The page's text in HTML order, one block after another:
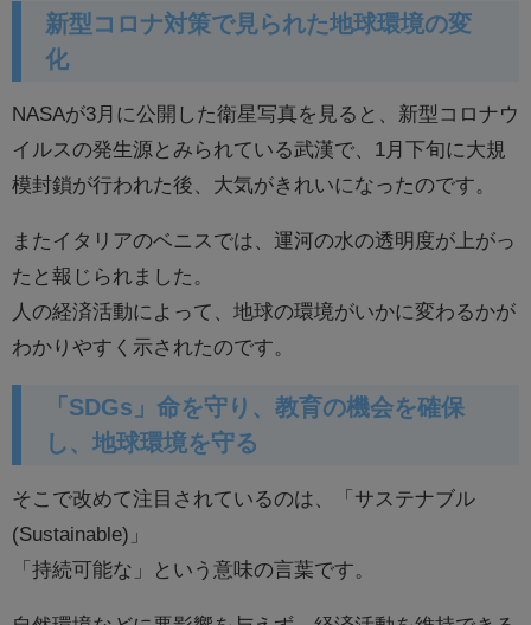
新型コロナ対策で見られた地球環境の変
化
NASAが3月に公開した衛星写真を見ると、新型コロナウ
イルスの発生源とみられている武漢で、1月下旬に大規
模封鎖が行われた後、大気がきれいになったのです。
またイタリアのベニスでは、運河の水の透明度が上がっ
たと報じられました。
人の経済活動によって、地球の環境がいかに変わるかが
わかりやすく示されたのです。
「SDGs」命を守り、教育の機会を確保
し、地球環境を守る
そこで改めて注目されているのは、「サステナブル
(Sustainable)」
「持続可能な」という意味の言葉です。